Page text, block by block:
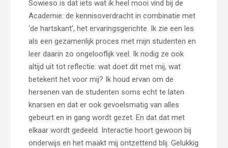
Sowieso is dat iets wat ik heel mooi vind bij de
Academie: de kennisoverdracht in combinatie met
‘de hartskant’, het ervaringsgerichte. Ik zie een les
als een gezamenlijk proces met mijn studenten en
leer daarin zo ongelooflijk veel. Ik nodig ze ook
altijd uit tot reflectie: wat doet dit met mij, wat
betekent het voor mij? Ik houd ervan om de
hersenen van de studenten soms echt te laten
knarsen en dat er ook gevoelsmatig van alles
gebeurt en in gang wordt gezet. En dat dat met
elkaar wordt gedeeld. Interactie hoort gewoon bij
onderwijs en het maakt mij ontzettend blij. Gelukkig